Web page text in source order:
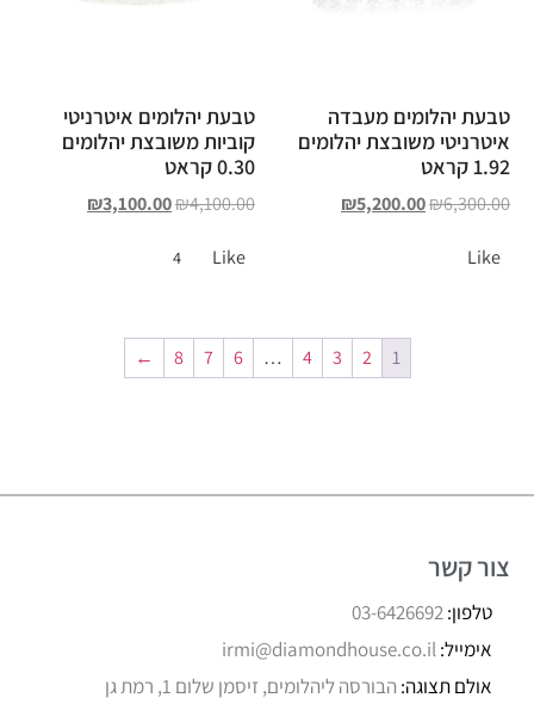
טבעת יהלומים מעבדה
איטרניטי משובצת יהלומים
1.92 קראט
₪6,300.00
₪5,200.00
Like
טבעת יהלומים איטרניטי
קוביות משובצת יהלומים
0.30 קראט
₪4,100.00
₪3,100.00
Like
4
1
2
3
4
…
6
7
8
←
צור קשר
טלפון:03-6426692
אימייל:irmi@diamondhouse.co.il
אולם תצוגה: הבורסה ליהלומים, זיסמן שלום 1, רמת גן